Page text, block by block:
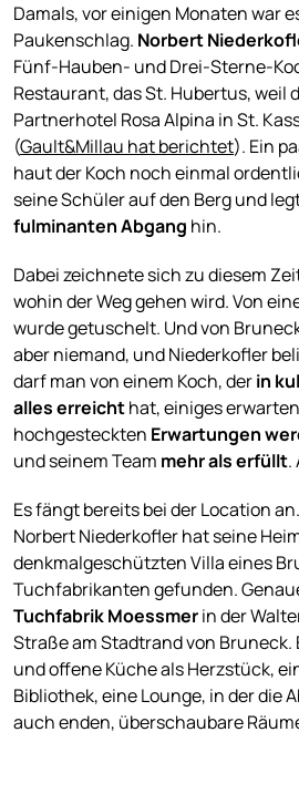
Damals, vor einigen Monaten war
Paukenschlag. Norbert
Fünf-Hauben- und Drei-Sterne-
Restaurant, das St. Hubertus, weil
Partnerhotel Rosa Alpina in St.
(Gault&Millau hat berichtet). Ein
haut der Koch noch einmal
seine Schüler auf den Berg und
fulminanten Abgang hin.
Dabei zeichnete sich zu diesem
wohin der Weg gehen wird. Von
wurde getuschelt. Und von
aber niemand, und Niederkofler
darf man von einem Koch, derin
alles erreichthat, einiges
hochgesteckten Erwartungen
und seinem Team mehr als erfüllt.
Es fängt bereits bei der Location
Norbert Niederkofler hat seine
denkmalgeschützten Villa eines
Tuchfabrikanten gefunden.
Tuchfabrik Moessmerin der
Straße am Stadtrand von
und offene Küche als Herzstück,
Bibliothek, eine Lounge, in der die
auch enden, überschaubare